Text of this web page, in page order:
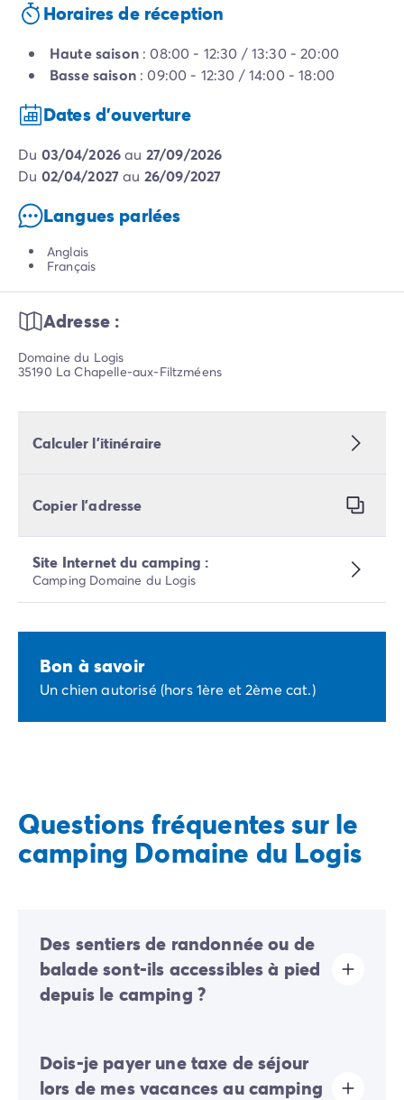
Horaires de réception
Haute saison: 08:00 - 12:30 / 13:30 - 20:00
Basse saison: 09:00 - 12:30 / 14:00 - 18:00
Dates d'ouverture
du 03/04/2026au 27/09/2026
du 02/04/2027au 26/09/2027
Langues parlées
Anglais
Français
Adresse :
Domaine du Logis
35190 La Chapelle-aux-Filtzméens
Calculer l’itinéraire
Copier l’adresse
Site Internet du camping :
Camping Domaine du Logis
Bon à savoir
Un chien autorisé (hors 1ère et 2ème cat.)
Questions fréquentes sur le
camping Domaine du Logis
Des sentiers de randonnée ou de
balade sont-ils accessibles à pied
depuis le camping ?
accessibles directement à pied depuis la sortie du
camping. C’est l’idéal pour découvrir la nature
Dois-je payer une taxe de séjour
lors de mes vacances au camping